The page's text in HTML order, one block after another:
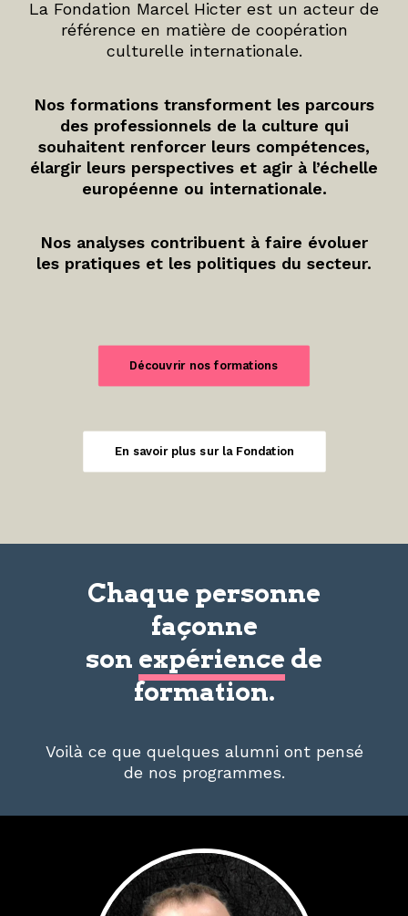
La Fondation Marcel Hicter est un acteur de
référence en matière de coopération
culturelle internationale.
Nos formations transforment les parcours
des professionnels de la culture qui
souhaitent renforcer leurs compétences,
élargir leurs perspectives et agir à l’échelle
européenne ou internationale.
Nos analyses contribuent à faire évoluer
les pratiques et les politiques du secteur.
Découvrir nos formations
En savoir plus sur la Fondation
Chaque personne
façonne
son expérience de
formation.
Voilà ce que quelques alumni ont pensé
de nos programmes.